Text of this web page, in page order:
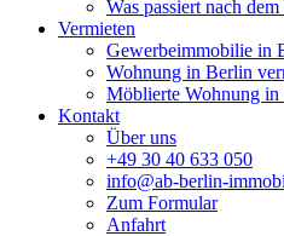
Was passiert nach
Vermieten
Gewerbeimmobilie in
Wohnung in Berlin
Möblierte Wohnung in
Kontakt
Über uns
+49 30 40 633 050
info@ab-berlin-
Zum Formular
Anfahrt